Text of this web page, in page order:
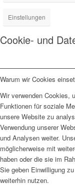
Einstellungen
Cookie- und
Warum wir Cookies
Wir verwenden Cookies,
Funktionen für soziale
unsere Website zu
Verwendung unserer
und Analysen weiter.
möglicherweise mit
haben oder die sie im
Sie geben Einwilligung
weiterhin nutzen.